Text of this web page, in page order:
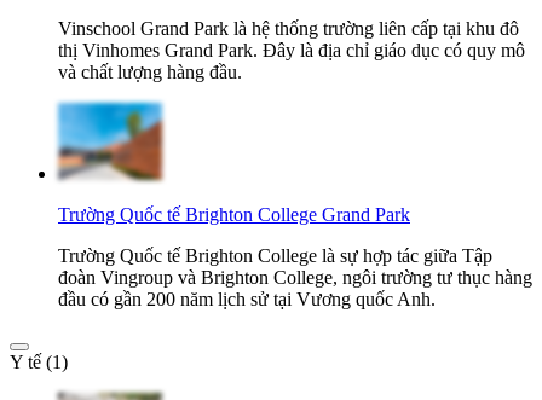
Vinschool Grand Park là hệ thống trường liên cấp tại khu đô
thị Vinhomes Grand Park. Đây là địa chỉ giáo dục có quy mô
và chất lượng hàng đầu.
Trường Quốc tế Brighton College Grand Park
Trường Quốc tế Brighton College là sự hợp tác giữa Tập
đoàn Vingroup và Brighton College, ngôi trường tư thục hàng
đầu có gần 200 năm lịch sử tại Vương quốc Anh.
Y tế (1)